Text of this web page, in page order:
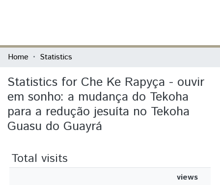
Communities & Collections
All of DSpace
Home Statistics
Statistics for Che Ke Rapyça - ouvir
em sonho: a mudança do Tekoha
para a redução jesuíta no Tekoha
Guasu do Guayrá
Total visits
views